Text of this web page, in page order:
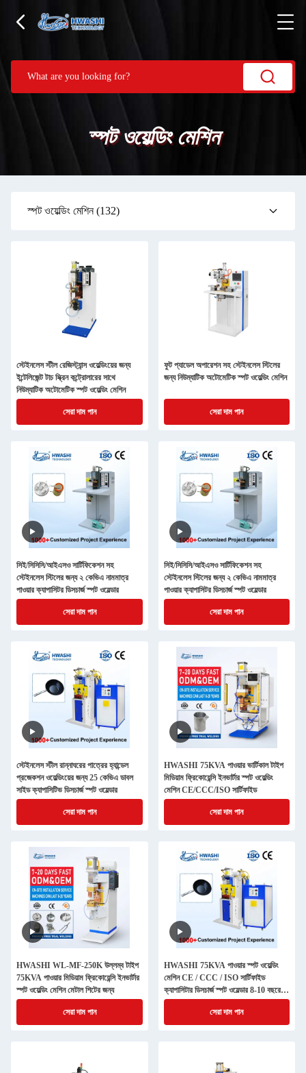
স্পট ওয়েল্ডিং মেশিন
স্পট ওয়েল্ডিং মেশিন(132)
স্টেইনলেস স্টীল রেজিস্ট্যান্স ওয়েল্ডিংয়ের জন্য
ইন্টেলিজেন্ট টাচ স্ক্রিন কন্ট্রোলারের সাথে
নিউম্যাটিক অটোমেটিক স্পট ওয়েল্ডিং মেশিন
সেরা দাম পান
ফুট প্যাডেল অপারেশন সহ স্টেইনলেস স্টিলের
জন্য নিউম্যাটিক অটোমেটিক স্পট ওয়েল্ডিং মেশিন
সেরা দাম পান
সিই/সিসিসি/আইএসও সার্টিফিকেশন সহ
স্টেইনলেস স্টিলের জন্য ২ কেভিএ নামমাত্র
পাওয়ার ক্যাপাসিটর ডিসচার্জ স্পট ওয়েল্ডার
সেরা দাম পান
সিই/সিসিসি/আইএসও সার্টিফিকেশন সহ
স্টেইনলেস স্টিলের জন্য ২ কেভিএ নামমাত্র
পাওয়ার ক্যাপাসিটর ডিসচার্জ স্পট ওয়েল্ডার
সেরা দাম পান
স্টেইনলেস স্টীল রান্নাঘরের পাত্রের হ্যান্ডেল
প্রজেকশন ওয়েল্ডিংয়ের জন্য 25 কেভিএ ডাবল
সাইড ক্যাপাসিটিভ ডিসচার্জ স্পট ওয়েল্ডার
সেরা দাম পান
HWASHI 75KVA পাওয়ার ভার্টিকাল টাইপ
মিডিয়াম ফ্রিকোয়েন্সি ইনভার্টার স্পট ওয়েল্ডিং
মেশিন CE/CCC/ISO সার্টিফাইড
সেরা দাম পান
HWASHI WL-MF-250K উল্লম্ব টাইপ
75KVA পাওয়ার মিডিয়াম ফ্রিকোয়েন্সি ইনভার্টার
স্পট ওয়েল্ডিং মেশিন মেটাল শিটের জন্য
সেরা দাম পান
HWASHI 75KVA পাওয়ার স্পট ওয়েল্ডিং
মেশিন CE / CCC / ISO সার্টিফাইড
ক্যাপাসিটার ডিসচার্জ স্পট ওয়েল্ডার 8-10 বছরের
পরিষেবা জীবন সহ
সেরা দাম পান